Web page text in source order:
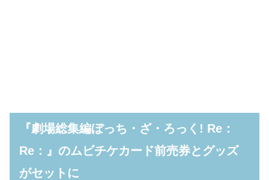
『劇場総集編ぼっち・ざ・ろっく! Re：
Re：』のムビチケカード前売券とグッズ
がセットに